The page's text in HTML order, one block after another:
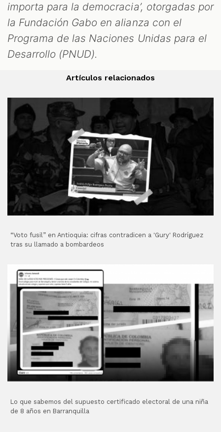
importa para la democracia’, otorgadas por
la Fundación Gabo en alianza con el
Programa de las Naciones Unidas para el
Desarrollo (PNUD).
Artículos relacionados
“Voto fusil” en Antioquia: cifras contradicen a 'Gury' Rodríguez
tras su llamado a bombardeos
Lo que sabemos del supuesto certificado electoral de una niña
de 8 años en Barranquilla